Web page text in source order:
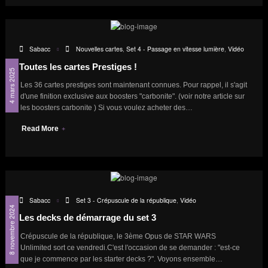
4 mars 2025
Sabacc Nouvelles cartes, Set 4 - Passage en vitesse lumière, Vidéo
Toutes les cartes Prestiges !
Les 36 cartes prestiges sont maintenant connues. Pour rappel, il s'agit
d'une finition exclusive aux boosters "carbonite". (voir notre article sur
les boosters carbonite ) Si vous voulez acheter des…
Read More
8 novembre 2024
Sabacc Set 3 - Crépuscule de la république, Vidéo
Les decks de démarrage du set 3
Crépuscule de la république, le 3ème Opus de STAR WARS
Unlimited sort ce vendredi.C'est l'occasion de se demander : "est-ce
que je commence par les starter decks ?". Voyons ensemble…